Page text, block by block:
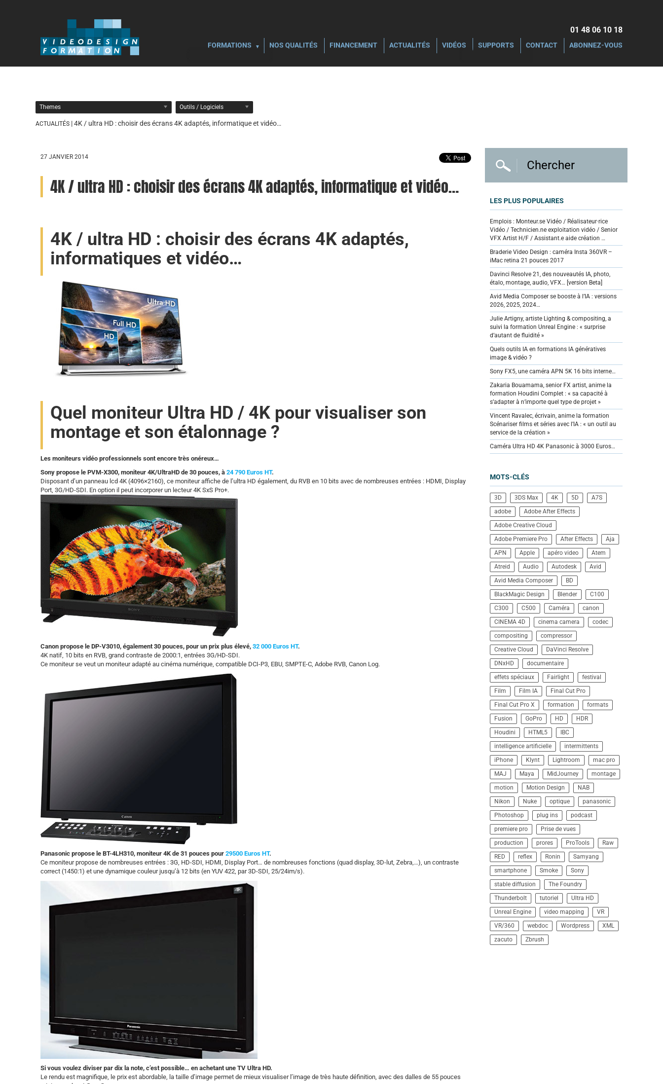
01 48 06 10 18‬
FORMATIONS NOS QUALITÉS FINANCEMENT ACTUALITÉS VIDÉOS SUPPORTS CONTACT ABONNEZ-VOUS
Themes Outils / Logiciels
ACTUALITÉS | 4K / ultra HD : choisir des écrans 4K adaptés, informatique et vidéo…
27 JANVIER 2014
4K / ultra HD : choisir des écrans 4K adaptés, informatique et vidéo…
4K / ultra HD : choisir des écrans 4K adaptés,
informatiques et vidéo…
Quel moniteur Ultra HD / 4K pour visualiser son
montage et son étalonnage ?
Les moniteurs vidéo professionnels sont encore très onéreux…
Sony propose le PVM-X300, moniteur 4K/UltraHD de 30 pouces, à 24 790 Euros HT.
Disposant d’un panneau lcd 4K (4096×2160), ce moniteur affiche de l’ultra HD également, du RVB en 10 bits avec de nombreuses entrées : HDMI, Display
Port, 3G/HD-SDI. En option il peut incorporer un lecteur 4K SxS Pro+.
Canon propose le DP-V3010, également 30 pouces, pour un prix plus élevé, 32 000 Euros HT.
4K natif, 10 bits en RVB, grand contraste de 2000:1, entrées 3G/HD-SDI.
Ce moniteur se veut un moniteur adapté au cinéma numérique, compatible DCI-P3, EBU, SMPTE-C, Adobe RVB, Canon Log.
Panasonic propose le BT-4LH310, moniteur 4K de 31 pouces pour 29500 Euros HT.
Ce moniteur propose de nombreuses entrées : 3G, HD-SDI, HDMI, Display Port… de nombreuses fonctions (quad display, 3D-lut, Zebra,…), un contraste
correct (1450:1) et une dynamique couleur jusqu’à 12 bits (en YUV 422, par 3D-SDI, 25/24im/s).
Si vous voulez diviser par dix la note, c’est possible… en achetant une TV Ultra HD.
Le rendu est magnifique, le prix est abordable, la taille d’image permet de mieux visualiser l’image de très haute définition, avec des dalles de 55 pouces
LES PLUS POPULAIRES
Emplois : Monteur.se Vidéo / Réalisateur·rice
Vidéo / Technicien.ne exploitation vidéo / Senior
VFX Artist H/F / Assistant.e aide création …
Braderie Video Design : caméra Insta 360VR –
iMac retina 21 pouces 2017
Davinci Resolve 21, des nouveautés IA, photo,
étalo, montage, audio, VFX… [version Beta]
Avid Media Composer se booste à l’IA : versions
2026, 2025, 2024…
Julie Artigny, artiste Lighting & compositing, a
suivi la formation Unreal Engine : « surprise
d’autant de fluidité »
Quels outils IA en formations IA génératives
image & vidéo ?
Sony FX5, une caméra APN 5K 16 bits interne…
Zakaria Bouamama, senior FX artist, anime la
formation Houdini Complet : « sa capacité à
s’adapter à n’importe quel type de projet »
Vincent Ravalec, écrivain, anime la formation
Scénariser films et séries avec l’IA : « un outil au
service de la création »
Caméra Ultra HD 4K Panasonic à 3000 Euros…
MOTS-CLÉS
3D 3DS Max 4K 5D
A7S
adobe
Adobe After Effects
Adobe Creative Cloud
Adobe Premiere Pro
After Effects
Aja
APN
Apple apéro video
Atem
Atreid
Audio Autodesk
Avid
Avid Media Composer
BD
BlackMagic Design
Blender
C100
C300
C500 Caméra
canon
CINEMA 4D
cinema camera
codec
compositing
compressor
Creative Cloud
DaVinci Resolve
DNxHD
documentaire
effets spéciaux
Fairlight
festival
Film
Film IA
Final Cut Pro
Final Cut Pro X
formation
formats
Fusion
GoPro HD
HDR
Houdini
HTML5
IBC
intelligence artificielle
intermittents
iPhone
Klynt Lightroom
mac pro
MAJ
Maya MidJourney
montage
motion
Motion Design
NAB
Nikon
Nuke optique
panasonic
Photoshop
plug ins
podcast
premiere pro
Prise de vues
production
prores ProTools
Raw
RED
reflex Ronin
Samyang
smartphone
Smoke
Sony
stable diffusion
The Foundry
Thunderbolt
tutoriel
Ultra HD
Unreal Engine
video mapping
VR
VR/360
webdoc Wordpress
XML
zacuto
Zbrush